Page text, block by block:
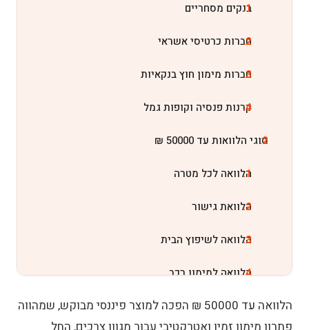
בנקים מסחריים
חברות כרטיסי אשראי
חברות מימון חוץ בנקאיות
קרנות פנסיה וקופות גמל
סוגי הלוואות עד 50000 ₪
הלוואה לכל מטרה
הלוואת גישור
הלוואה לשיפוץ הבית
הלוואה למימון רכב
הלוואת סטודנטיםהלוואה עד 50000 ₪ הפכה למוצר פיננסי מבוקש, שמהווה